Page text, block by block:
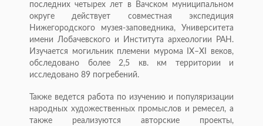
последних четырех лет в Вачском муниципальном
округе действует совместная экспедиция
Нижегородского музея-заповедника, Университета
имени Лобачевского и Института археологии РАН.
Изучается могильник племени мурома IX–XI веков,
обследовано более 2,5 кв. км территории и
исследовано 89 погребений.
Также ведется работа по изучению и популяризации
народных художественных промыслов и ремесел, а
также реализуются авторские проекты,